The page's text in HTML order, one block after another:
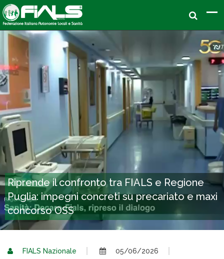
Riprende il confronto tra FIALS e Regione
Puglia: impegni concreti su precariato e maxi
concorso OSS
FIALS Nazionale
05/06/2026